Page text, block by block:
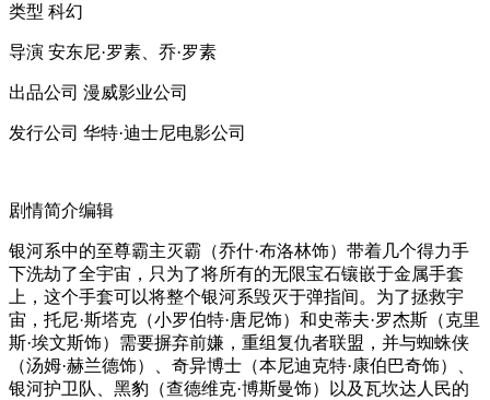
类型 科幻
导演 安东尼·罗素、乔·罗素
出品公司 漫威影业公司
发行公司 华特·迪士尼电影公司
剧情简介编辑
银河系中的至尊霸主灭霸（乔什·布洛林饰）带着几个得力手
下洗劫了全宇宙，只为了将所有的无限宝石镶嵌于金属手套
上，这个手套可以将整个银河系毁灭于弹指间。为了拯救宇
宙，托尼·斯塔克（小罗伯特·唐尼饰）和史蒂夫·罗杰斯（克里
斯·埃文斯饰）需要摒弃前嫌，重组复仇者联盟，并与蜘蛛侠
（汤姆·赫兰德饰）、奇异博士（本尼迪克特·康伯巴奇饰）、
银河护卫队、黑豹（查德维克·博斯曼饰）以及瓦坎达人民的